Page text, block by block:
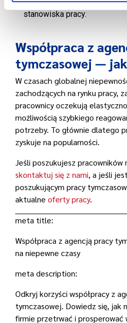
stanowiska pracy.
Współpraca z
tymczasowej —
W czasach globalnej
zachodzących na rynku pracy,
pracownicy oczekują
możliwością szybkiego
potrzeby. To głównie dlatego
zyskuje na popularności.
Jeśli poszukujesz pracowników
skontaktuj się z nami, a jeśli
poszukującym pracy
aktualne oferty pracy.
meta title:
Współpraca z agencją pracy
na niepewne czasy
meta description:
Odkryj korzyści współpracy z
tymczasowej. Dowiedz się, jak
firmie przetrwać i prosperować